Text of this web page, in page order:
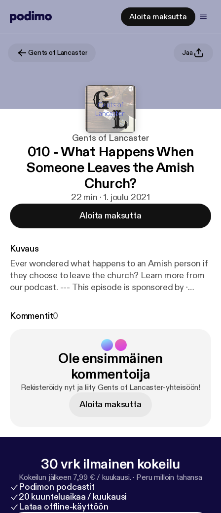
Aloita maksutta
Gents of Lancaster Jaa
Gents of Lancaster
010 - What Happens When
Someone Leaves the Amish
Church?
22 min · 1. joulu 2021
Aloita maksutta
Kuvaus
Ever wondered what happens to an Amish person if
they choose to leave the church? Learn more from
our podcast. --- This episode is sponsored by ·
anchor.fm/app
Kommentit0
Ole ensimmäinen
kommentoija
Rekisteröidy nyt ja liity Gents of Lancaster-yhteisöön!
Aloita maksutta
30 vrk ilmainen kokeilu
Kokeilun jälkeen 7,99 € / kuukausi. · Peru milloin tahansa
Podimon podcastit
20 kuunteluaikaa / kuukausi
Lataa offline-käyttöön